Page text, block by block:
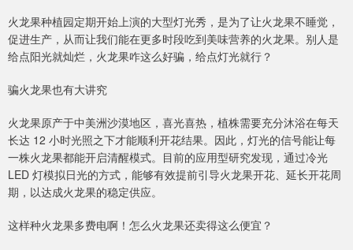
火龙果种植园定期开始上演的大型灯光秀，是为了让火龙果不睡觉，
促进生产，从而让我们能在更多时段吃到美味营养的火龙果。别人是
给点阳光就灿烂，火龙果咋这么好骗，给点灯光就行？
骗火龙果也有大讲究
火龙果原产于中美洲沙漠地区，喜光喜热，植株需要充分沐浴在每天
长达 12 小时光照之下才能顺利开花结果。因此，灯光的信号能让每
一株火龙果都能开启清醒模式。目前的应用型研究发现，通过冷光
LED 灯模拟日光的方式，能够有效提前引导火龙果开花、延长开花周
期，以达成火龙果的稳定供应。
这样种火龙果多费电啊！怎么火龙果还卖得这么便宜？